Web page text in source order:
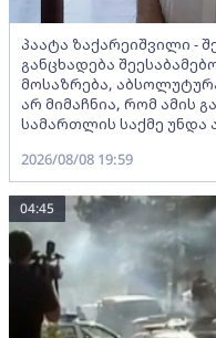
პაატა ზაქარეიშვილი -
განცხადება
მოსაზრება,
არ მიმაჩნია, რომ ამის
სამართლის საქმე უნდა
2026/08/08 19:59
04:45